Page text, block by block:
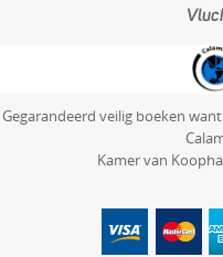
Gegarandeerd veilig boeken
Kamer van